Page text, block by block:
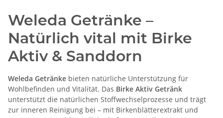
Weleda Getränke –
Natürlich vital mit Birke
Aktiv & Sanddorn
Weleda Getränke bieten natürliche Unterstützung für
Wohlbefinden und Vitalität. Das Birke Aktiv Getränk
unterstützt die natürlichen Stoffwechselprozesse und trägt
zur inneren Reinigung bei – mit Birkenblätterextrakt und